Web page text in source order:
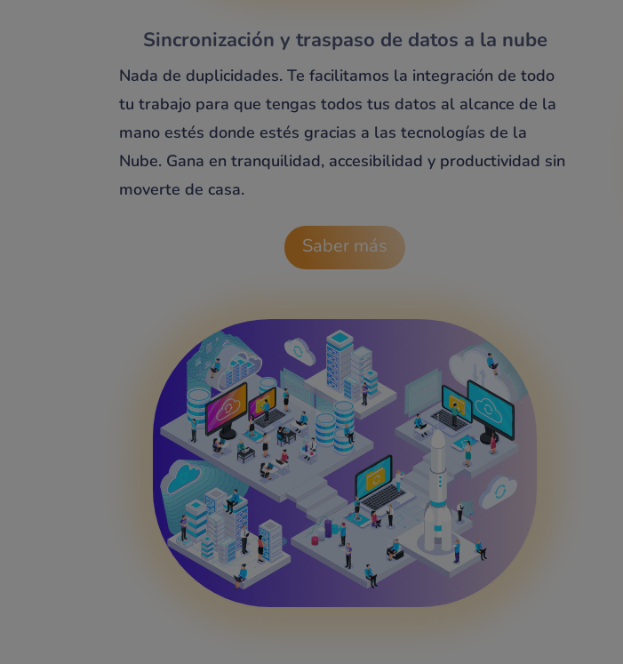
Sincronización y traspaso de datos a la nube
Nada de duplicidades. Te facilitamos la integración de todo
tu trabajo para que tengas todos tus datos al alcance de la
mano estés donde estés gracias a las tecnologías de la
Nube. Gana en tranquilidad, accesibilidad y productividad sin
moverte de casa.
Saber más